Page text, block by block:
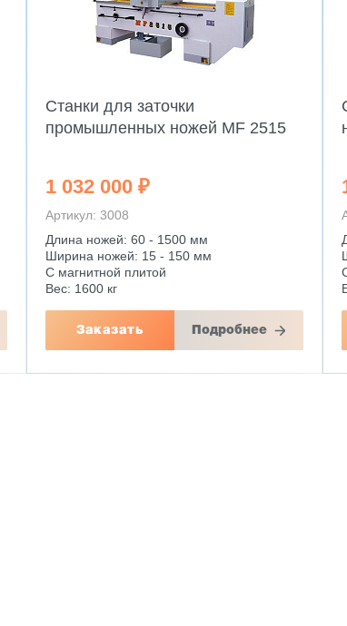
Станки для заточки
промышленных ножей MF 2515
1 032 000 ₽
Артикул: 3008
Длина ножей: 60 - 1500 мм
Ширина ножей: 15 - 150 мм
С магнитной плитой
Вес: 1600 кг
Заказать Подробнее